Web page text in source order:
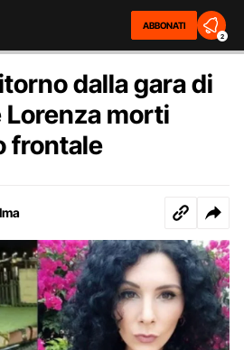
ABBONATI
2
dalla gara di
Lorenza morti
frontale